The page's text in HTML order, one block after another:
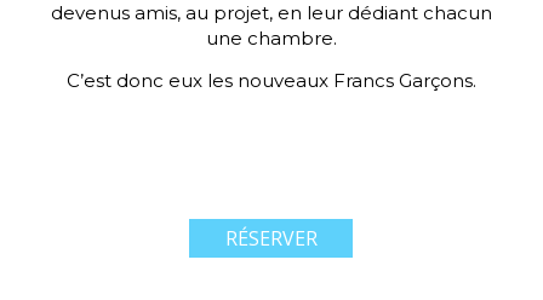
devenus amis, au projet, en leur dédiant chacun
une chambre.
C’est donc eux les nouveaux Francs Garçons.
RÉSERVER